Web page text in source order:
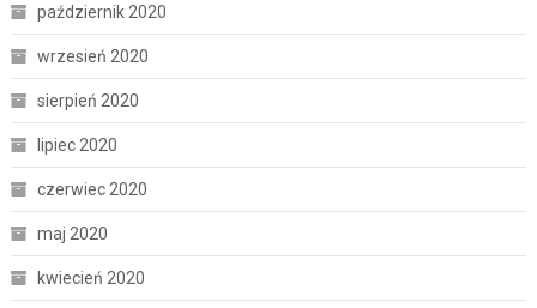
październik 2020
wrzesień 2020
sierpień 2020
lipiec 2020
czerwiec 2020
maj 2020
kwiecień 2020